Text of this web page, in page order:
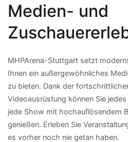
Medien- und
MHPArena-Stuttgart setzt
Ihnen ein außergewöhnliches
zu bieten. Dank der
Videoausrüstung können Sie
jede Show mit hochauflösendem
genießen. Erleben Sie
es vorher noch nie getan haben.